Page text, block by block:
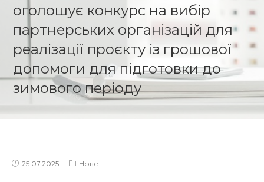
оголошує конкурс на вибір
партнерських організацій для
реалізації проєкту із грошової
допомоги для підготовки до
зимового періоду
Post25.07.2025
PostНове